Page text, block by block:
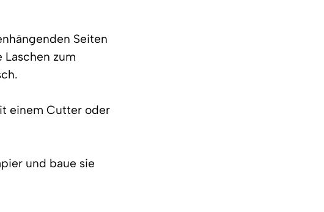
Seiten
Laschen zum
einem Cutter oder
und baue sie